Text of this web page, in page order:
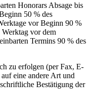
Honorars Absage bis
50 % des
vor Beginn 90 %
Werktag vor dem
Termins 90 % des
zu erfolgen (per Fax, E-
eine andere Art und
Bestätigung der